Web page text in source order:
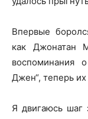
Впервые
как Джонатан
воспоминания
Джен“, теперь
Я двигаюсь шаг